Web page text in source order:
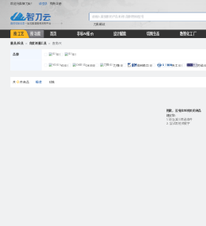
欢迎光临智刀云！ 请登录 免费注册
刀具螺纹
按工艺 按功能 首页 非标AI报价 设计赋能 切削生态 数智化工厂
量具/检具 > 角度测量工具 > 直角尺
品牌
YG(0) OKE(0) 力锋(0) 金洲精工(0) 天工(0) 阿诺(0)
共0 件商品 综合 价格
抱歉，没有找到相关的商品
建议您:
1. 适当减少筛选条件
2. 尝试其他关键字